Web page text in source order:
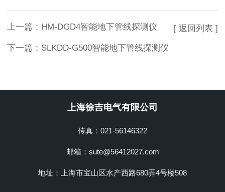
上一篇： HM-DGD4智能地下管线探测仪
下一篇： SLKDD-G500智能地下管线探测仪
[ 返回列表 ]
上海徐吉电气有限公司
传真：021-56146322
邮箱：sute@56412027.com
地址：上海市宝山区水产西路680弄4号楼508